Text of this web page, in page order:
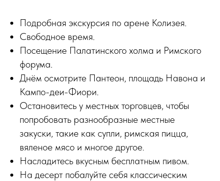
Подробная экскурсия по арене Колизея.
Свободное время.
Посещение Палатинского холма и Римского
форума.
Днём осмотрите Пантеон, площадь Навона и
Кампо-деи-Фиори.
Остановитесь у местных торговцев, чтобы
попробовать разнообразные местные
закуски, такие как супли, римская пицца,
вяленое мясо и многое другое.
Насладитесь вкусным бесплатным пивом.
На десерт побалуйте себя классическим